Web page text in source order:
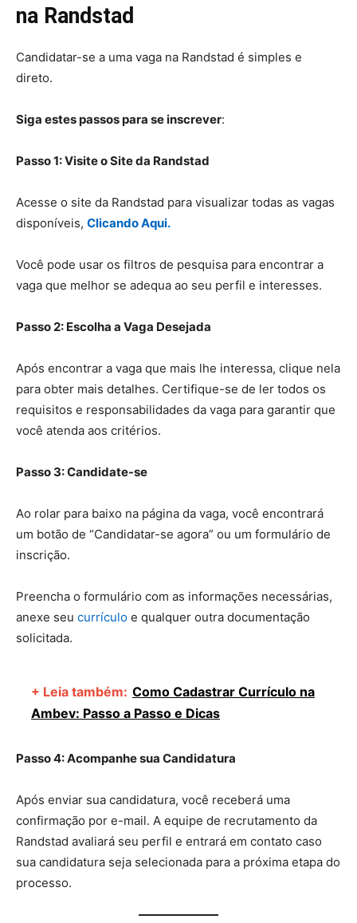
na Randstad
Candidatar-se a uma vaga na Randstad é simples e
direto.
Siga estes passos para se inscrever:
Passo 1: Visite o Site da Randstad
Acesse o site da Randstad para visualizar todas as vagas
disponíveis, Clicando Aqui.
Você pode usar os filtros de pesquisa para encontrar a
vaga que melhor se adequa ao seu perfil e interesses.
Passo 2: Escolha a Vaga Desejada
Após encontrar a vaga que mais lhe interessa, clique nela
para obter mais detalhes. Certifique-se de ler todos os
requisitos e responsabilidades da vaga para garantir que
você atenda aos critérios.
Passo 3: Candidate-se
Ao rolar para baixo na página da vaga, você encontrará
um botão de “Candidatar-se agora” ou um formulário de
inscrição.
Preencha o formulário com as informações necessárias,
anexe seu currículo e qualquer outra documentação
solicitada.
+ Leia também: Como Cadastrar Currículo na
Ambev: Passo a Passo e Dicas
Passo 4: Acompanhe sua Candidatura
Após enviar sua candidatura, você receberá uma
confirmação por e-mail. A equipe de recrutamento da
Randstad avaliará seu perfil e entrará em contato caso
sua candidatura seja selecionada para a próxima etapa do
processo.